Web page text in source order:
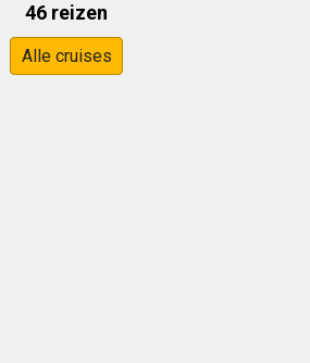
46 reizen
Alle cruises